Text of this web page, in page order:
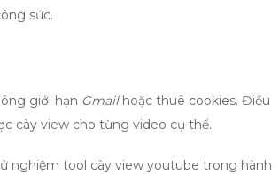
sức.
giới hạn Gmailhoặc thuê cookies. Điều
cày view cho từng video cụ thể.
nghiệm tool cày view youtube trong hành